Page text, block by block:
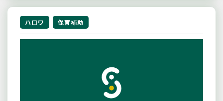
ハロワ 保育補助